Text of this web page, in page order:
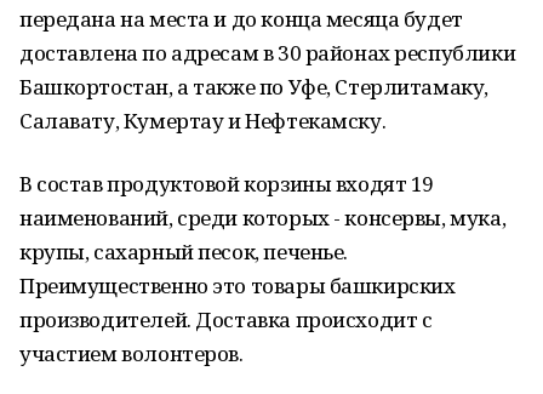
передана на места и до конца месяца будет
доставлена по адресам в 30 районах республики
Башкортостан, а также по Уфе, Стерлитамаку,
Салавату, Кумертау и Нефтекамску.
В состав продуктовой корзины входят 19
наименований, среди которых - консервы, мука,
крупы, сахарный песок, печенье.
Преимущественно это товары башкирских
производителей. Доставка происходит с
участием волонтеров.